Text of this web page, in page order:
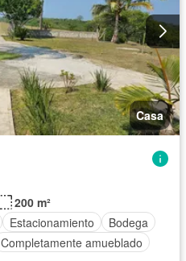
Casa
200 m²
Estacionamiento
Bodega
Completamente amueblado